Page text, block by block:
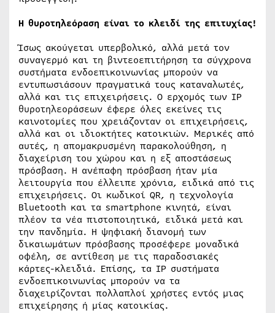
Η θυροτηλεόραση είναι το κλειδί της επιτυχίας!
Ίσως ακούγεται υπερβολικό, αλλά μετά τον
συναγερμό και τη βιντεοεπιτήρηση τα σύγχρονα
συστήματα ενδοεπικοινωνίας μπορούν να
εντυπωσιάσουν πραγματικά τους καταναλωτές,
αλλά και τις επιχειρήσεις. Ο ερχομός των IP
θυροτηλεοράσεων έφερε όλες εκείνες τις
καινοτομίες που χρειάζονταν οι επιχειρήσεις,
αλλά και οι ιδιοκτήτες κατοικιών. Μερικές από
αυτές, η απομακρυσμένη παρακολούθηση, η
διαχείριση του χώρου και η εξ αποστάσεως
πρόσβαση. Η ανέπαφη πρόσβαση ήταν μία
λειτουργία που έλλειπε χρόνια, ειδικά από τις
επιχειρήσεις. Οι κωδικοί QR, η τεχνολογία
Bluetooth και τα smartphone κινητά, είναι
πλέον τα νέα πιστοποιητικά, ειδικά μετά και
την πανδημία. Η ψηφιακή διανομή των
δικαιωμάτων πρόσβασης προσέφερε μοναδικά
οφέλη, σε αντίθεση με τις παραδοσιακές
κάρτες-κλειδιά. Επίσης, τα IP συστήματα
ενδοεπικοινωνίας μπορούν να τα
διαχειρίζονται πολλαπλοί χρήστες εντός μιας
επιχείρησης ή μίας κατοικίας.